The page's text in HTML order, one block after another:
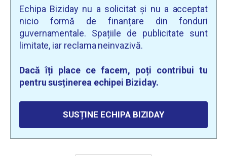
Echipa Biziday nu a solicitat și nu a acceptat
nicio formă de finanțare din fonduri
guvernamentale. Spațiile de publicitate sunt
limitate, iar reclama neinvazivă.
Dacă îți place ce facem, poți contribui tu
pentru susținerea echipei Biziday.
SUSȚINE ECHIPA BIZIDAY